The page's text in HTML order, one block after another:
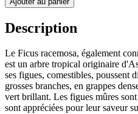
Description
Le Ficus racemosa, également
est un arbre tropical originaire
ses figues, comestibles, poussent
grosses branches, en grappes
vert brillant. Les figues mûres
sont appréciées pour leur saveur